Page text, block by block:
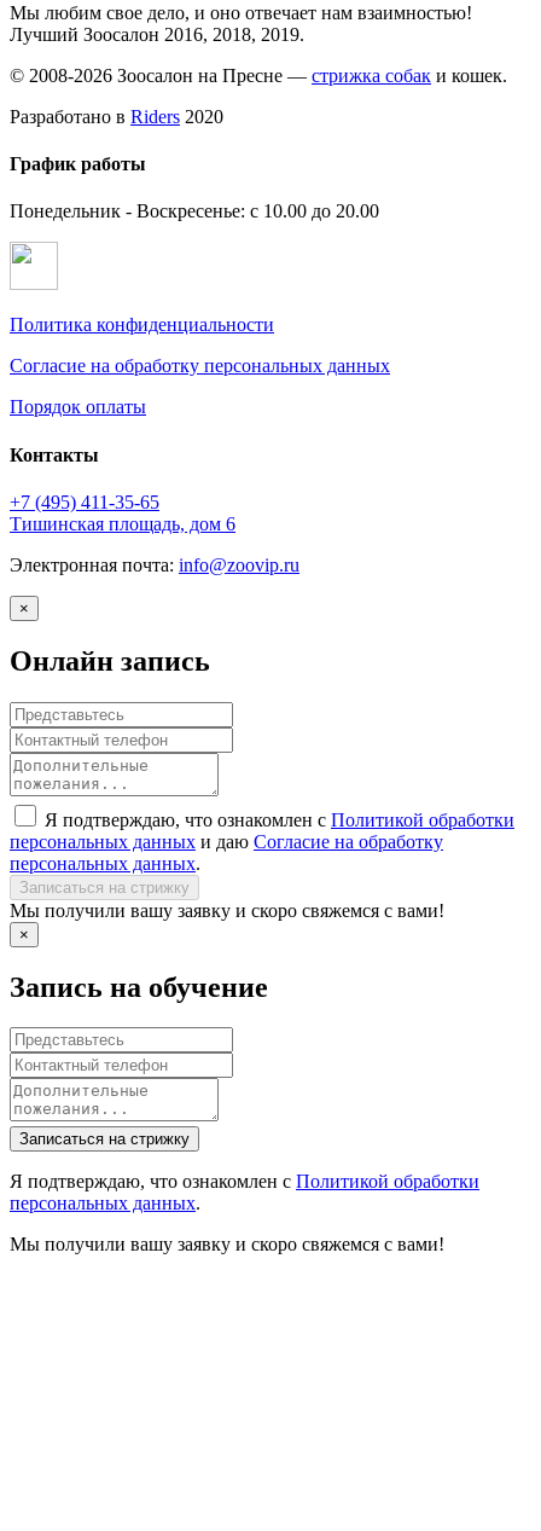
Мы любим свое дело, и оно отвечает нам взаимностью!
Лучший Зоосалон 2016, 2018, 2019.
© 2008-2026 Зоосалон на Пресне — стрижка собак и кошек.
Разработано в Riders 2020
График работы
Понедельник - Воскресенье: с 10.00 до 20.00
Политика конфиденциальности
Согласие на обработку персональных данных
Порядок оплаты
Контакты
+7 (495) 411-35-65
Тишинская площадь, дом 6
Электронная почта: info@zoovip.ru
×
Онлайн запись
Я подтверждаю, что ознакомлен с Политикой обработки
персональных данных и даю Согласие на обработку
персональных данных.
Записаться на стрижку
Мы получили вашу заявку и скоро свяжемся с вами!
×
Запись на обучение
Записаться на стрижку
Я подтверждаю, что ознакомлен с Политикой обработки
персональных данных.
Мы получили вашу заявку и скоро свяжемся с вами!